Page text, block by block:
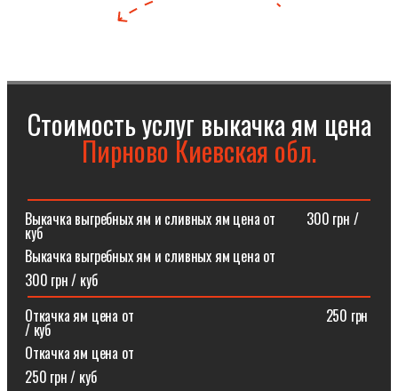
Стоимость услуг выкачка ям цена
Пирново Киевская обл.
Выкачка выгребных ям и сливных ям цена от⠀⠀⠀300 грн /
куб
Выкачка выгребных ям и сливных ям цена от
300 грн / куб
Откачка ям цена от ⠀⠀⠀⠀⠀⠀⠀⠀⠀⠀⠀⠀⠀⠀⠀⠀⠀⠀250 грн
/ куб
Откачка ям цена от
250 грн / куб